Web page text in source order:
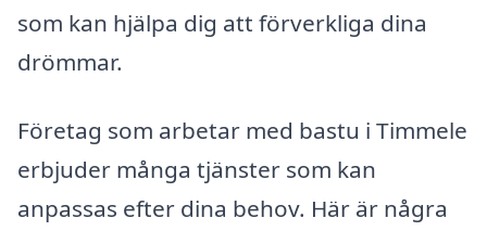
som kan hjälpa dig att förverkliga dina
drömmar.
Företag som arbetar med bastu i Timmele
erbjuder många tjänster som kan
anpassas efter dina behov. Här är några